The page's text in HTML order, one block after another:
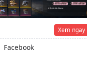
Xem ngay
Facebook